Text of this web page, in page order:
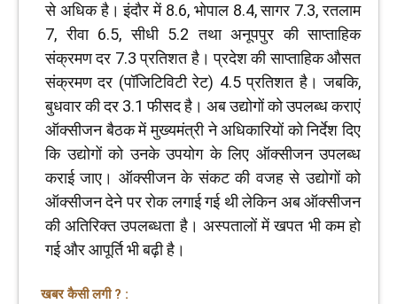
से अधिक है। इंदौर में 8.6, भोपाल 8.4, सागर 7.3, रतलाम
7, रीवा 6.5, सीधी 5.2 तथा अनूपपुर की साप्ताहिक
संक्रमण दर 7.3 प्रतिशत है। प्रदेश की साप्ताहिक औसत
संक्रमण दर (पॉजिटिविटी रेट) 4.5 प्रतिशत है। जबकि,
बुधवार की दर 3.1 फीसद है। अब उद्योगों को उपलब्ध कराएं
ऑक्सीजन बैठक में मुख्यमंत्री ने अधिकारियों को निर्देश दिए
कि उद्योगों को उनके उपयोग के लिए ऑक्सीजन उपलब्ध
कराई जाए। ऑक्सीजन के संकट की वजह से उद्योगों को
ऑक्सीजन देने पर रोक लगाई गई थी लेकिन अब ऑक्सीजन
की अतिरिक्त उपलब्धता है। अस्पतालों में खपत भी कम हो
गई और आपूर्ति भी बढ़ी है।
खबर कैसी लगी ? :